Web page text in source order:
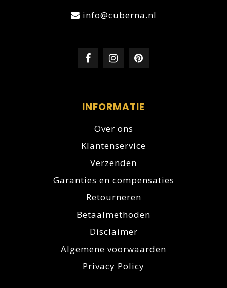
info@cuberna.nl
INFORMATIE
Over ons
Klantenservice
Verzenden
Garanties en compensaties
Retourneren
Betaalmethoden
Disclaimer
Algemene voorwaarden
Privacy Policy